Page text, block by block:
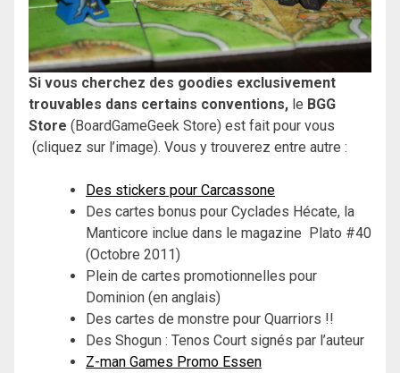
Si vous cherchez des goodies exclusivement
trouvables dans certains conventions, le BGG
Store (BoardGameGeek Store) est fait pour vous
(cliquez sur l’image). Vous y trouverez entre autre :
Des stickers pour Carcassone
Des cartes bonus pour Cyclades Hécate, la
Manticore inclue dans le magazine Plato #40
(Octobre 2011)
Plein de cartes promotionnelles pour
Dominion (en anglais)
Des cartes de monstre pour Quarriors !!
Des Shogun : Tenos Court signés par l’auteur
Z-man Games Promo Essen